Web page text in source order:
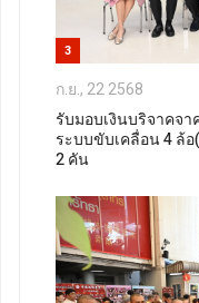
3
ก.ย., 22 2568
รับมอบเงินบริจาคจ
ระบบขับเคลื่อน 4 ล้
2 คัน